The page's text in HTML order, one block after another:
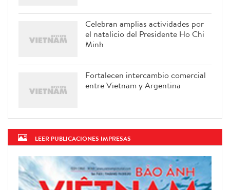
Celebran amplias actividades por
el natalicio del Presidente Ho Chi
Minh
Fortalecen intercambio comercial
entre Vietnam y Argentina
LEER PUBLICACIONES IMPRESAS